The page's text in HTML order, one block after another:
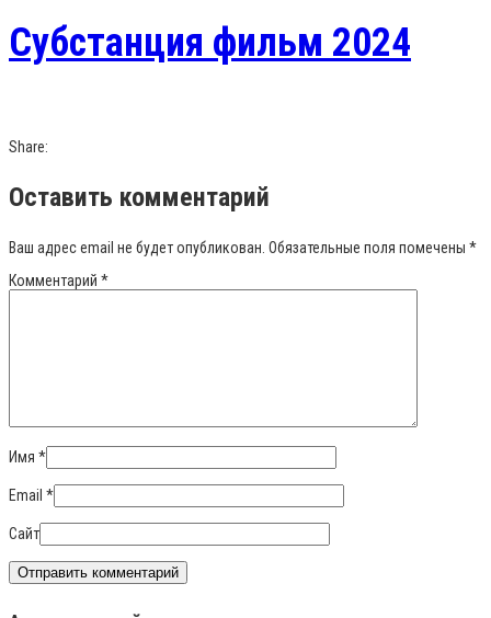
Субстанция фильм 2024
Share:
Оставить комментарий
Ваш адрес email не будет опубликован. Обязательные поля помечены *
Комментарий *
Имя *
Email *
Сайт